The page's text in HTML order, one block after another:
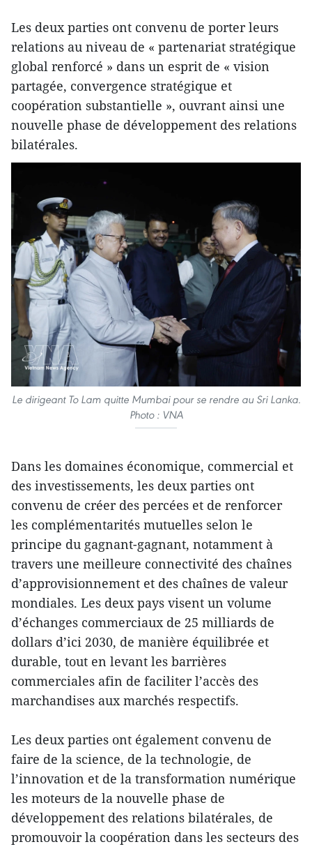
Les deux parties ont convenu de porter leurs
relations au niveau de « partenariat stratégique
global renforcé » dans un esprit de « vision
partagée, convergence stratégique et
coopération substantielle », ouvrant ainsi une
nouvelle phase de développement des relations
bilatérales.
Le dirigeant To Lam quitte Mumbai pour se rendre au Sri Lanka.
Photo : VNA
Dans les domaines économique, commercial et
des investissements, les deux parties ont
convenu de créer des percées et de renforcer
les complémentarités mutuelles selon le
principe du gagnant-gagnant, notamment à
travers une meilleure connectivité des chaînes
d’approvisionnement et des chaînes de valeur
mondiales. Les deux pays visent un volume
d’échanges commerciaux de 25 milliards de
dollars d’ici 2030, de manière équilibrée et
durable, tout en levant les barrières
commerciales afin de faciliter l’accès des
marchandises aux marchés respectifs.
Les deux parties ont également convenu de
faire de la science, de la technologie, de
l’innovation et de la transformation numérique
les moteurs de la nouvelle phase de
développement des relations bilatérales, de
promouvoir la coopération dans les secteurs des